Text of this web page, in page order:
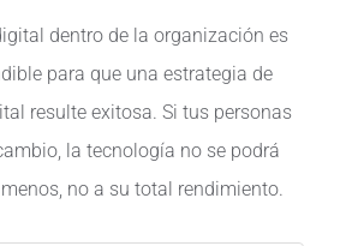
dentro de la organización es
para que una estrategia de
resulte exitosa. Si tus personas
la tecnología no se podrá
no a su total rendimiento.